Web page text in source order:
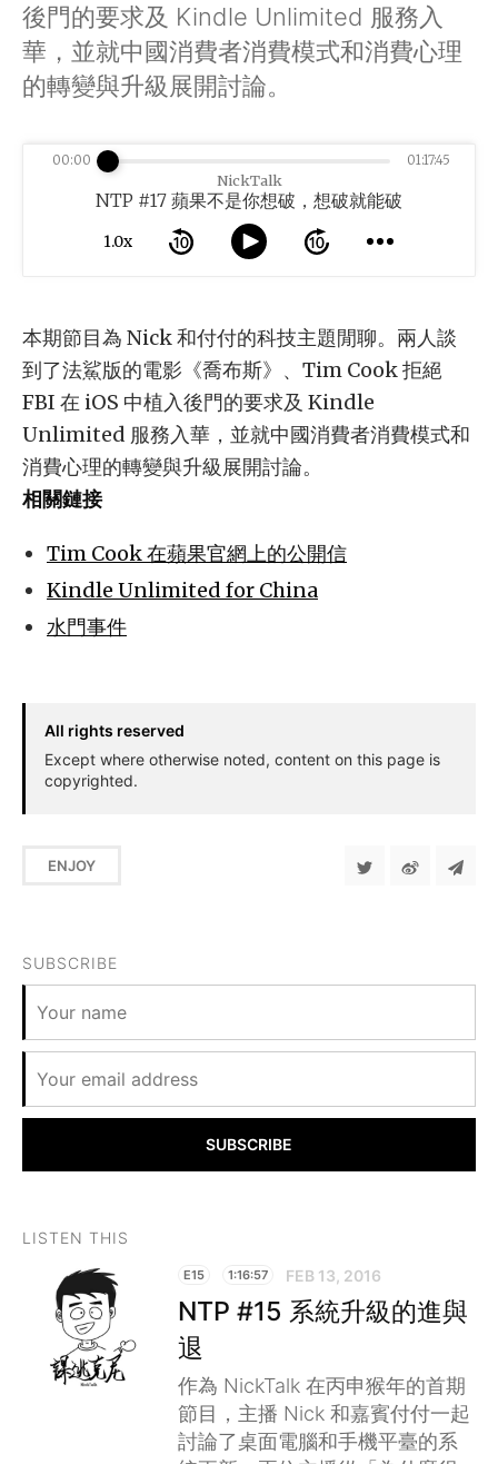
後門的要求及 Kindle Unlimited 服務入
華，並就中國消費者消費模式和消費心理
的轉變與升級展開討論。
NickTalk
NTP #17 蘋果不是你想破，想破就能破
1.0x
00:00 01:17:45
本期節目為 Nick 和付付的科技主題閒聊。兩人談
到了法鯊版的電影《喬布斯》、Tim Cook 拒絕
FBI 在 iOS 中植入後門的要求及 Kindle
Unlimited 服務入華，並就中國消費者消費模式和
消費心理的轉變與升級展開討論。
相關鏈接
Tim Cook 在蘋果官網上的公開信
Kindle Unlimited for China
水門事件
All rights reserved
Except where otherwise noted, content on this page is
copyrighted.
ENJOY
SUBSCRIBE
SUBSCRIBE
LISTEN THIS
E15 1:16:57 FEB 13, 2016
NTP #15 系統升級的進與
退
作為 NickTalk 在丙申猴年的首期
節目，主播 Nick 和嘉賓付付一起
討論了桌面電腦和手機平臺的系